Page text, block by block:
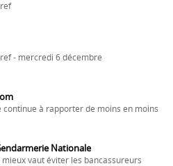
- mercredi 6 décembre
continue à rapporter de moins en moins
Nationale
mieux vaut éviter les bancassureurs